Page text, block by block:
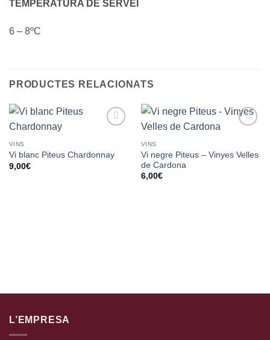
TEMPERATURA DE SERVEI
6 – 8ºC
PRODUCTES RELACIONATS
deseos
VINS
Vi blanc Piteus Chardonnay
9,00€
lista de
deseos
VINS
Vi negre Piteus – Vinyes Velles
de Cardona
6,00€
L’EMPRESA